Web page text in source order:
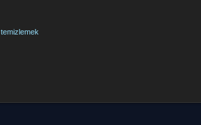
temizlemek